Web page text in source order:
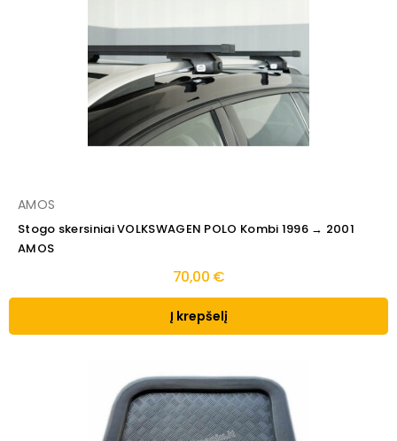
AMOS
Stogo skersiniai VOLKSWAGEN POLO Kombi 1996 → 2001
AMOS
70,00 €
Į krepšelį